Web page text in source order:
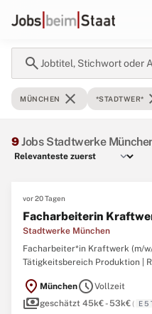
search Jobtitel, Stichwort oder
MÜNCHEN close *STADTWER*
9Jobs Stadtwerke
vor 20 Tagen
Facharbeiterin
Stadtwerke München
Facharbeiter*in Kraftwerk (m/
Tätigkeitsbereich Produktion |
Blick Der Bereich Strom- und
für Betrieb und
location_on MünchenscheduleVollzeit
paymentsgeschätzt 45k€ - 53k€( E 5